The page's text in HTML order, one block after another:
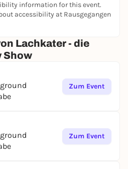
zu gestalten und
die weniger als 10% der
Sichtbarkeit zu
dich doch einfach
Familie und komm
information for this event.
accessibility at Rausgegangen
Lachkater - die
Show
Zum Event
Zum Event